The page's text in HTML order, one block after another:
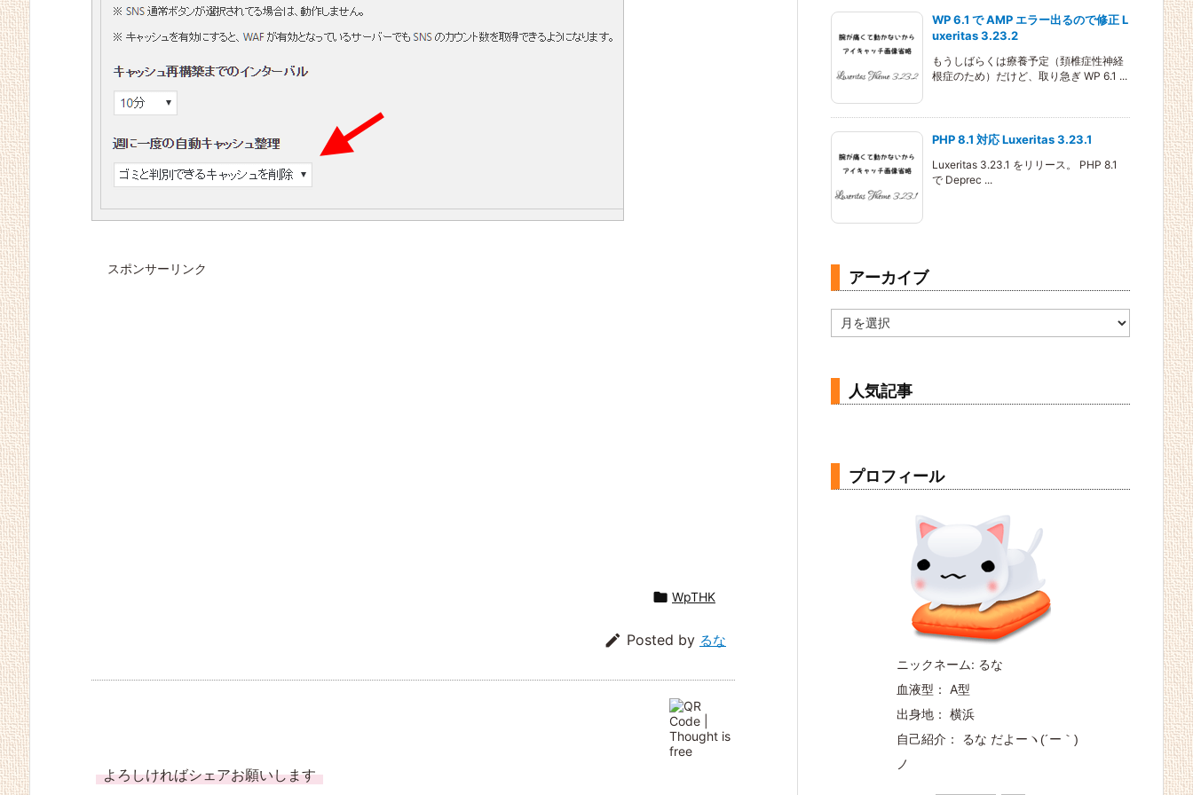
スポンサーリンク
 WpTHK
 Posted by るな
よろしければシェアお願いします
WP 6.1 で AMP エラー出るので修正 L
uxeritas 3.23.2
もうしばらくは療養予定（頚椎症性神経
根症のため）だけど、取り急ぎ WP 6.1 ...
PHP 8.1 対応 Luxeritas 3.23.1
Luxeritas 3.23.1 をリリース。 PHP 8.1
で Deprec ...
アーカイブ
ー
人気記事
プロフィール
ニックネーム: るな
血液型： A型
出身地： 横浜
自己紹介： るな だよー ヽ(´ー｀)
ノ